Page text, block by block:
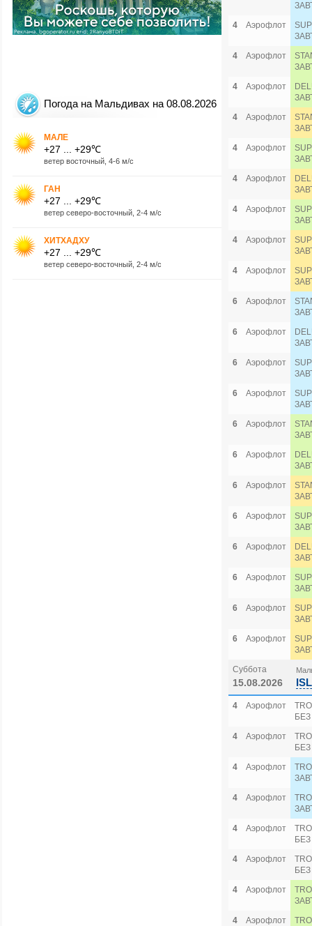
Погода на Мальдивах на 08.08.2026
МАЛЕ
+27 ... +29℃
ветер восточный, 4-6 м/с
ГАН
+27 ... +29℃
ветер северо-восточный, 2-4 м/с
ХИТХАДХУ
+27 ... +29℃
ветер северо-восточный, 2-4 м/с
4
Аэрофлот
4
Аэрофлот
4
Аэрофлот
4
Аэрофлот
4
Аэрофлот
4
Аэрофлот
4
Аэрофлот
4
Аэрофлот
4
Аэрофлот
6
Аэрофлот
6
Аэрофлот
6
Аэрофлот
6
Аэрофлот
6
Аэрофлот
6
Аэрофлот
6
Аэрофлот
6
Аэрофлот
6
Аэрофлот
6
Аэрофлот
6
Аэрофлот
6
Аэрофлот
Суббота
15.08.2026
4 Аэрофлот
4
Аэрофлот
4
Аэрофлот
4
Аэрофлот
4
Аэрофлот
4
Аэрофлот
4
Аэрофлот
4
Аэрофлот